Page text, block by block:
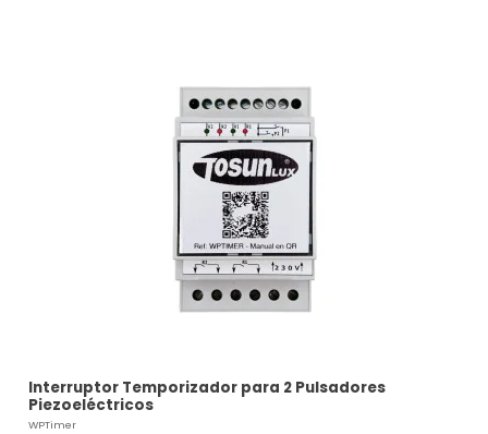
Interruptor Temporizador para 2 Pulsadores
Piezoeléctricos
WPTimer